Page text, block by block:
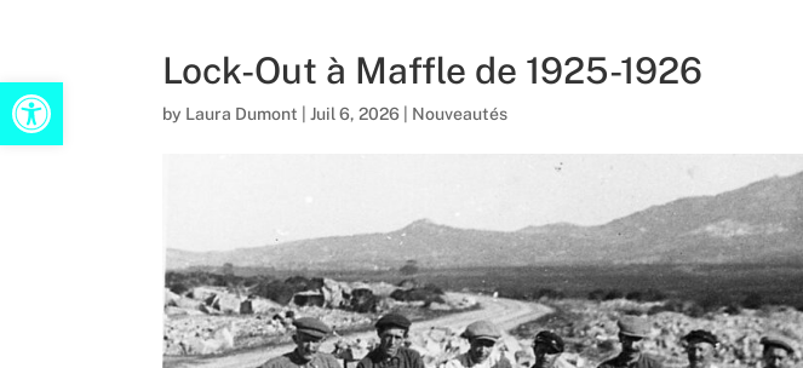
Open toolbar Lock-Out à Maffle de 1925-1926
by Laura Dumont |Juil 6, 2026 Nouveautés